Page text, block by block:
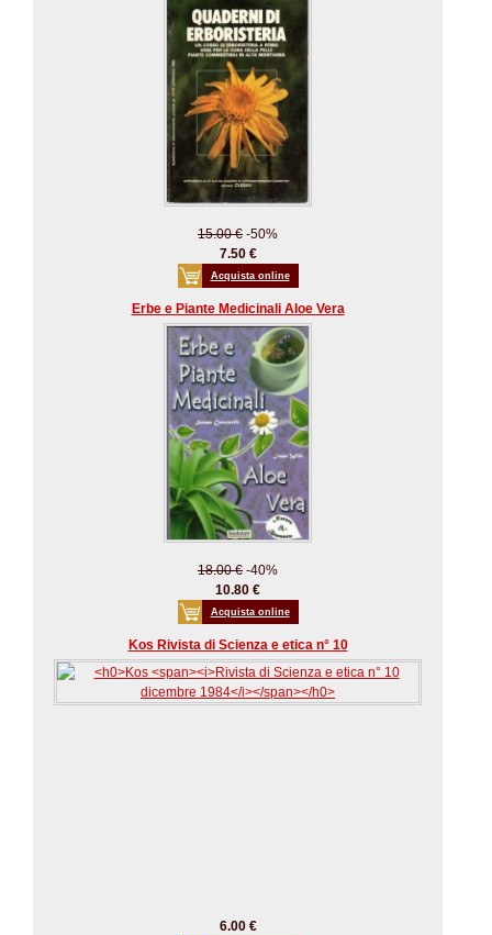
15.00 € -50%
7.50 €
Acquista online
Erbe e Piante Medicinali Aloe Vera
18.00 € -40%
10.80 €
Acquista online
Kos Rivista di Scienza e etica n° 10
6.00 €